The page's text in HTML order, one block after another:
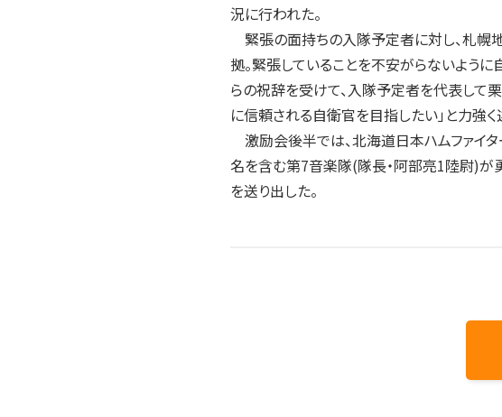
況に行われた。
緊張の面持ちの入隊予定者に対し、札幌地
拠。緊張していることを不安がらないよう
らの祝辞を受けて、入隊予定者を代表して
に信頼される自衛官を目指したい」と力強く
激励会後半では、北海道日本ハムファイ
名を含む第7音楽隊(隊長・阿部亮1陸尉)が
を送り出した。